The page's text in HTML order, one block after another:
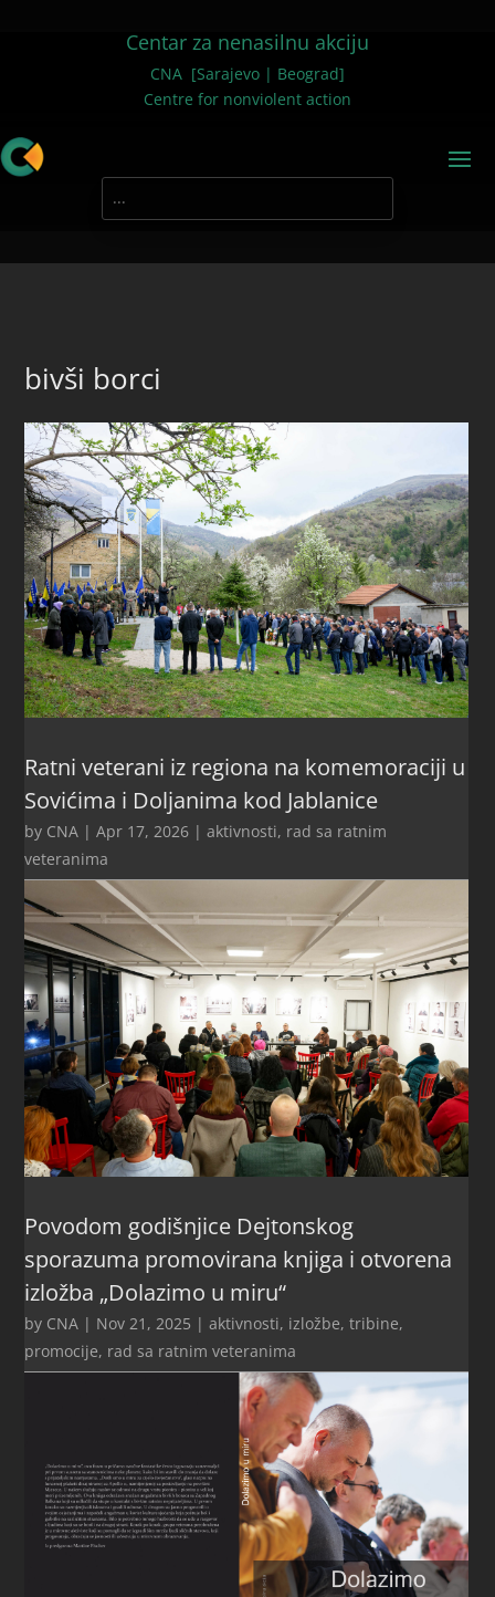
Centar za nenasilnu akciju
CNA [Sarajevo | Beograd]
Centre for nonviolent action
bivši borci
Ratni veterani iz regiona na komemoraciji u
Sovićima i Doljanima kod Jablanice
by CNA |Apr 17, 2026 |aktivnosti, rad sa ratnim
veteranima
Povodom godišnjice Dejtonskog
sporazuma promovirana knjiga i otvorena
izložba „Dolazimo u miru“
by CNA | Nov 21, 2025 |aktivnosti, izložbe, tribine,
promocije, rad sa ratnim veteranima